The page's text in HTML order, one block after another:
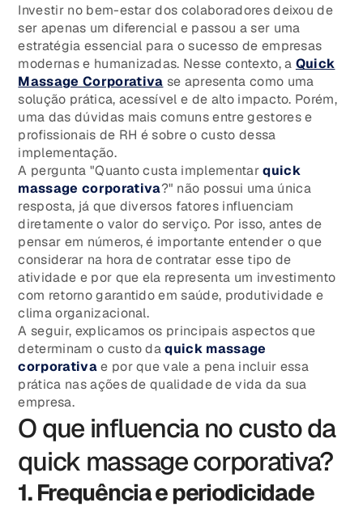
Investir no bem-estar dos colaboradores deixou de
ser apenas um diferencial e passou a ser uma
estratégia essencial para o sucesso de empresas
modernas e humanizadas. Nesse contexto, a Quick
Massage Corporativa se apresenta como uma
solução prática, acessível e de alto impacto. Porém,
uma das dúvidas mais comuns entre gestores e
profissionais de RH é sobre o custo dessa
implementação.
A pergunta "Quanto custa implementarquick
massage corporativa?" não possui uma única
resposta, já que diversos fatores influenciam
diretamente o valor do serviço. Por isso, antes de
pensar em números, é importante entender o que
considerar na hora de contratar esse tipo de
atividade e por que ela representa um investimento
com retorno garantido em saúde, produtividade e
clima organizacional.
A seguir, explicamos os principais aspectos que
determinam o custo daquick massage
corporativae por que vale a pena incluir essa
prática nas ações de qualidade de vida da sua
empresa.
O que influencia no custo da
quick massage corporativa?
1. Frequência e periodicidade